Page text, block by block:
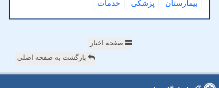
بیمارستان
پزشكی خدمات
صفحه اخبار
بازگشت به صفحه اصلی